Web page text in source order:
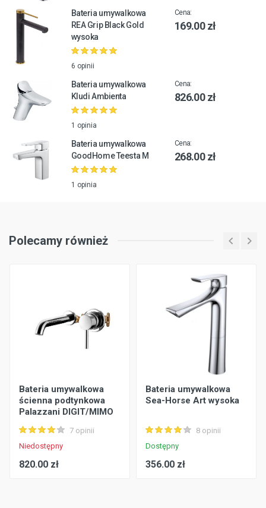
Bateria umywalkowa
REA Grip Black Gold
wysoka
6 opinii
Cena:
169.00 zł
Bateria umywalkowa
Kludi Ambienta
1 opinia
Cena:
826.00 zł
Bateria umywalkowa
GoodHome Teesta M
1 opinia
Cena:
268.00 zł
Polecamy również
Bateria umywalkowa
ścienna podtynkowa
Palazzani DIGIT/MIMO
7 opinii
Niedostępny
820.00 zł
Bateria umywalkowa
Sea-Horse Art wysoka
8 opinii
Dostępny
356.00 zł